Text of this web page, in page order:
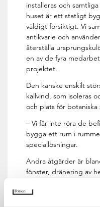
installeras och
huset är ett statligt
väldigt försiktigt. Vi
antikvarie och
återställa
en av de fyra
projektet.
Den kanske enskilt
kallvind, som isoleras
och plats för botaniska
– Vi får inte röra de
bygga ett rum i
speciallösningar.
Andra åtgärder är
fönster, dränering av
förberedelser för